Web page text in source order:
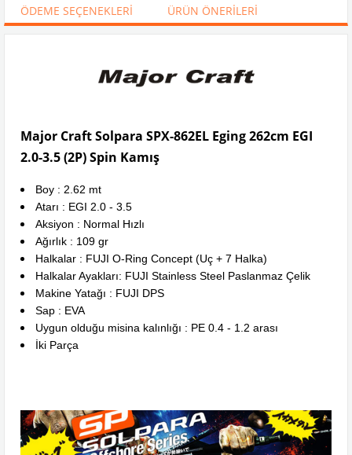
ÖDEME SEÇENEKLERI
ÜRÜN ÖNERILERI
Major Craft Solpara SPX-862EL Eging 262cm EGI
2.0-3.5 (2P) Spin Kamış
Boy : 2.62 mt
Atarı : EGI 2.0 - 3.5
Aksiyon : Normal Hızlı
Ağırlık : 109 gr
Halkalar : FUJI O-Ring Concept (Uç + 7 Halka)
Halkalar Ayakları: FUJI Stainless Steel Paslanmaz Çelik
Makine Yatağı : FUJI DPS
Sap : EVA
Uygun olduğu misina kalınlığı : PE 0.4 - 1.2 arası
İki Parça